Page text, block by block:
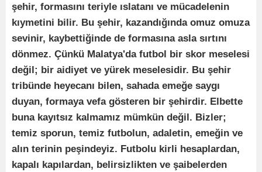
şehir, formasını teriyle ıslatanı ve mücadelenin
kıymetini bilir. Bu şehir, kazandığında omuz omuza
sevinir, kaybettiğinde de formasına asla sırtını
dönmez. Çünkü Malatya'da futbol bir skor meselesi
değil; bir aidiyet ve yürek meselesidir. Bu şehir
tribünde heyecanı bilen, sahada emeğe saygı
duyan, formaya vefa gösteren bir şehirdir. Elbette
buna kayıtsız kalmamız mümkün değil. Bizler;
temiz sporun, temiz futbolun, adaletin, emeğin ve
alın terinin peşindeyiz. Futbolu kirli hesaplardan,
kapalı kapılardan, belirsizlikten ve şaibelerden